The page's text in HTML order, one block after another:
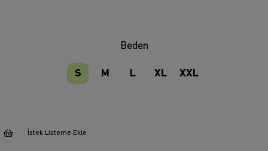
Beden
S M L XL XXL
İstek Listeme Ekle